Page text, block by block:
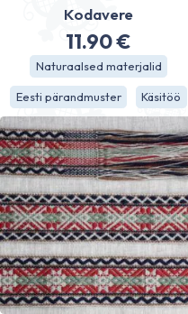
Kodavere
11.90€
Naturaalsed materjalid
Eesti pärandmuster Käsitöö